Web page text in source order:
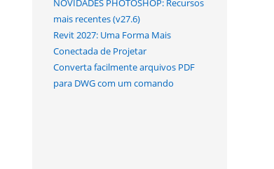
mais recentes (v27.6)
Revit 2027: Uma Forma Mais
Conectada de Projetar
Converta facilmente arquivos PDF
para DWG com um comando